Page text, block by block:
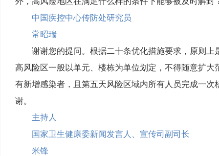
中国疾控中心传防处研究员
常昭瑞
谢谢您的提问。根据二十条优化措施要求，原则
高风险区一般以单元、楼栋为单位划定，不得随意扩
有新增感染者，且第五天风险区域内所有人员完成一
谢。
主持人
国家卫生健康委新闻发言人、宣传司副司长
米锋